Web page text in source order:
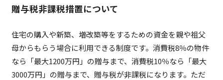
贈与税非課税措置について
住宅の購入や新築、増改築等をするための資金を親や祖父
母からもらう場合に利用できる制度です。消費税8％の物件
なら「最大1200万円」の贈与まで、消費税10％なら「最大
3000万円」の贈与まで、贈与税が非課税になります。ただ